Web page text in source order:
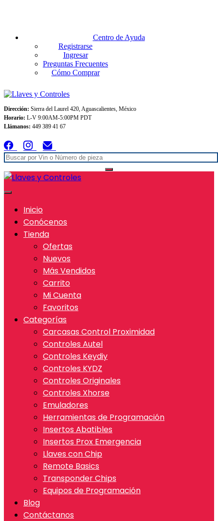
Centro de Ayuda
Registrarse
Ingresar
Preguntas Frecuentes
Cómo Comprar
Dirección: Sierra del Laurel 420, Aguascalientes, México
Horario: L-V 9:00AM-5:00PM PDT
Llámanos: 449 389 41 67
Inicio
Conócenos
Tienda
Ofertas
Nuevos
Más Vendidos
Carrito
Mi Cuenta
Favoritos
Categorías
Carcasas Control Proximidad
Controles Autel
Controles Keydiy
Controles KYDZ
Controles Originales
Controles Xhorse
Emuladores
Herramientas de Programación
Insertos Abatibles
Insertos Prox Emergencia
Llaves con Chip
Remote Basics
Transponder Chips
Equipos de Programación
Blog
Contáctanos